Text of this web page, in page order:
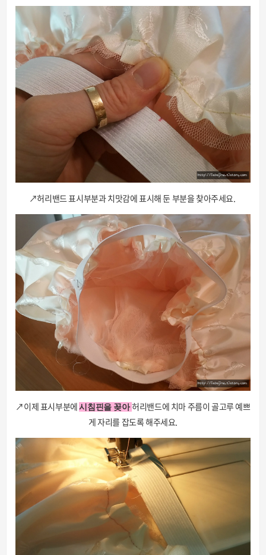
↗허리밴드 표시부분과 치맛감에 표시해 둔 부분을 찾아주세요.
↗이제 표시부분에시침핀을 꽂아허리밴드에 치마 주름이 골고루 예쁘
게 자리를 잡도록 해주세요.